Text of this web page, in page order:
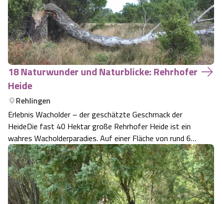
Veranstaltungen
Unterkünfte
Ausflugsziele
18 Naturwunder und Naturblicke: Rehrhofer
Heide
Rehlingen
Erlebnis Wacholder – der geschätzte Geschmack der
HeideDie fast 40 Hektar große Rehrhofer Heide ist ein
wahres Wacholderparadies. Auf einer Fläche von rund 60
Fußballfeldern erwartet Sie ein kaum überschaubarer Hain
dieser Charakterpflanze.